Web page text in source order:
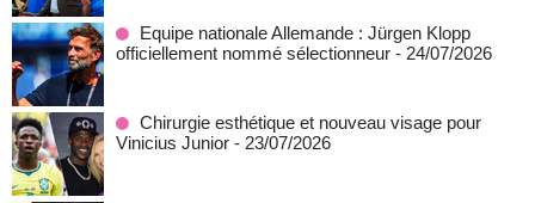
Equipe nationale Allemande : Jürgen Klopp
officiellement nommé sélectionneur - 24/07/2026
Chirurgie esthétique et nouveau visage pour
Vinicius Junior - 23/07/2026